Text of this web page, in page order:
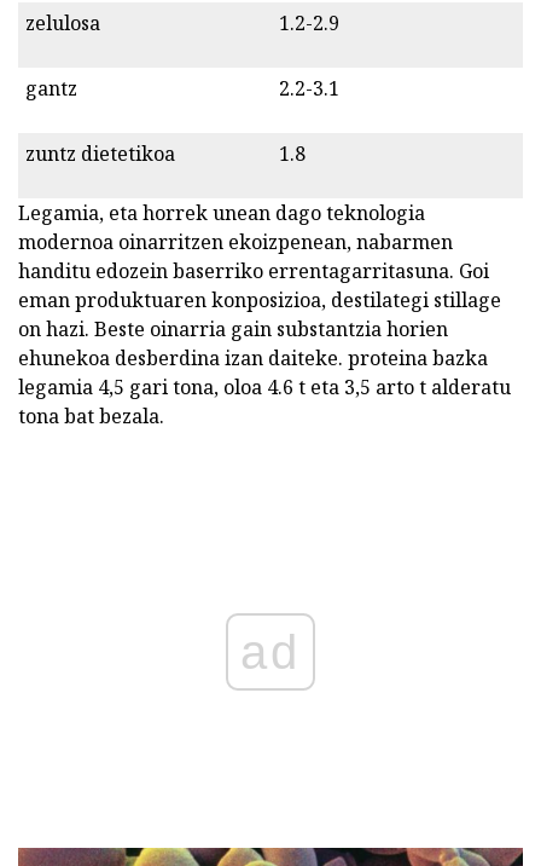
zelulosa 1.2-2.9
gantz 2.2-3.1
zuntz dietetikoa 1.8
Legamia, eta horrek unean dago teknologia
modernoa oinarritzen ekoizpenean, nabarmen
handitu edozein baserriko errentagarritasuna. Goi
eman produktuaren konposizioa, destilategi stillage
on hazi. Beste oinarria gain substantzia horien
ehunekoa desberdina izan daiteke. proteina bazka
legamia 4,5 gari tona, oloa 4.6 t eta 3,5 arto t alderatu
tona bat bezala.
ad